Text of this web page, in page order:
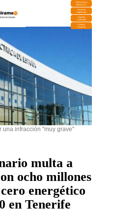
DESCARGA
MIRAPLAY
Buzón de
Sugerencias
Contratar
Publicidad
Contacto
Comercial
una infracción "muy grave"
multa a
ocho millones
energético
en Tenerife